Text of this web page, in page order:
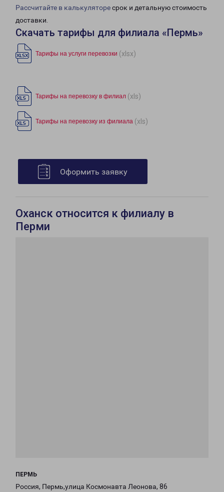
Рассчитайте в калькуляторесрок и детальную стоимость
доставки.
Скачать тарифы для филиала «Пермь»
Тарифы на услуги перевозки (xlsx)
Тарифы на перевозку в филиал (xls)
Тарифы на перевозку из филиала (xls)
Оформить заявку
Оханск относится к филиалу в
Перми
ПЕРМЬ
Россия, Пермь,улица Космонавта Леонова, 86